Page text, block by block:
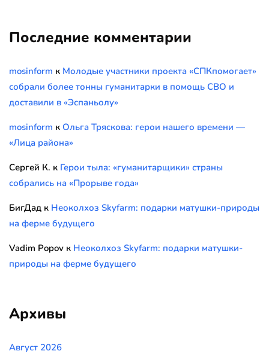
Последние комментарии
mosinform к Молодые участники проекта «СПКпомогает»
собрали более тонны гуманитарки в помощь СВО и
доставили в «Эспаньолу»
mosinform к Ольга Тряскова: герои нашего времени —
«Лица района»
Сергей К. к Герои тыла: «гуманитарщики» страны
собрались на «Прорыве года»
БигДад к Неоколхоз Skyfarm: подарки матушки-природы
на ферме будущего
Vadim Popov к Неоколхоз Skyfarm: подарки матушки-
природы на ферме будущего
Архивы
Август 2026